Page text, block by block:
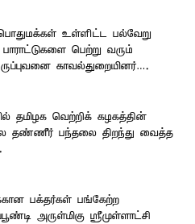
உள்ளிட்ட பல்வேறு
பாராட்டுகளை பெற்று வரும்
காவல்துறையினர்….
தமிழக வெற்றிக் கழகத்தின்
தண்ணீர் பந்தலை திறந்து வைத்த
பக்தர்கள் பங்கேற்ற
அருள்மிகு ஸ்ரீமுள்ளாட்சி